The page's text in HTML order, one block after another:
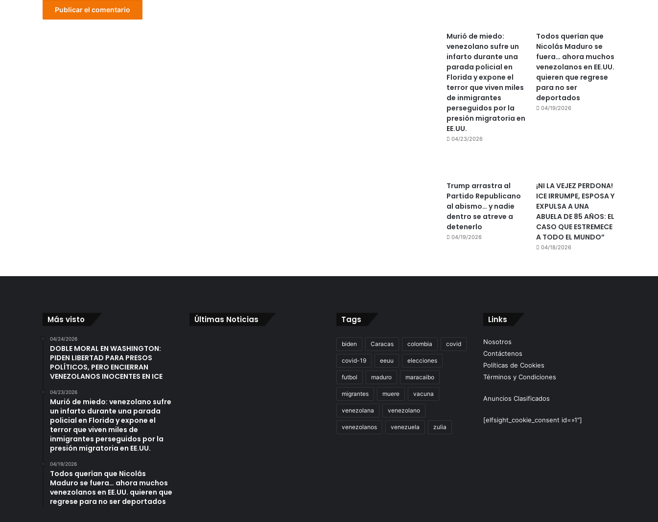
Murió de miedo:
venezolano sufre un
infarto durante una
parada policial en
Florida y expone el
terror que viven miles
de inmigrantes
perseguidos por la
presión migratoria en
EE.UU.
04/23/2026
Todos querían que
Nicolás Maduro se
fuera… ahora muchos
venezolanos en EE.UU.
quieren que regrese
para no ser
deportados
04/19/2026
Trump arrastra al
Partido Republicano
al abismo… y nadie
dentro se atreve a
detenerlo
04/19/2026
¡NI LA VEJEZ PERDONA!
ICE IRRUMPE, ESPOSA Y
EXPULSA A UNA
ABUELA DE 85 AÑOS: EL
CASO QUE ESTREMECE
A TODO EL MUNDO”
04/18/2026
Más visto
04/24/2026
DOBLE MORAL EN WASHINGTON:
PIDEN LIBERTAD PARA PRESOS
POLÍTICOS, PERO ENCIERRAN
VENEZOLANOS INOCENTES EN ICE
04/23/2026
Murió de miedo: venezolano sufre
un infarto durante una parada
policial en Florida y expone el
terror que viven miles de
inmigrantes perseguidos por la
presión migratoria en EE.UU.
04/19/2026
Todos querían que Nicolás
Maduro se fuera… ahora muchos
venezolanos en EE.UU. quieren que
regrese para no ser deportados
Últimas Noticias Tags
biden Caracas colombia covid
covid-19 eeuu elecciones
futbol maduro maracaibo
migrantes muere vacuna
venezolana venezolano
venezolanos venezuela zulia
Links
Nosotros
Contáctenos
Políticas de Cookies
Términos y Condiciones
Anuncios Clasificados
[elfsight_cookie_consent id=»1″]